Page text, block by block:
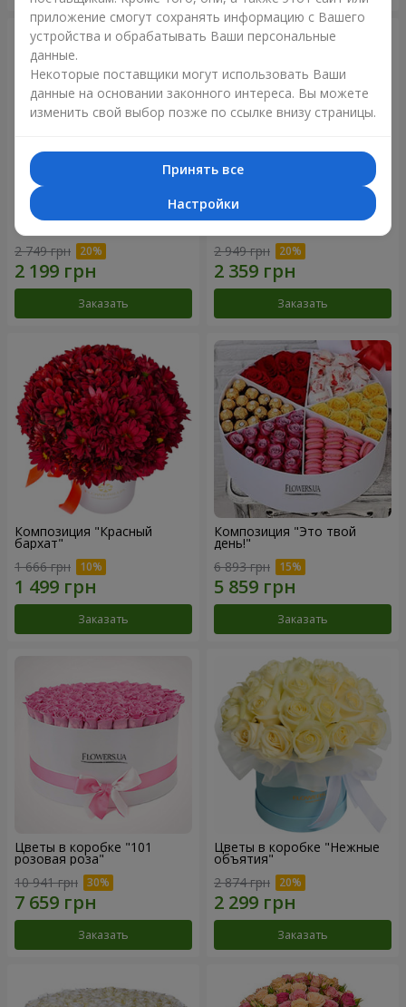
Композиция "Мулен Руж"
2 749 грн
Заказать
Цветы в коробке "19 белых
2 949 грн
Заказать
Композиция "Красный
бархат"
1 666 грн
Заказать
Композиция "Это твой
день!"
6 893 грн
Заказать
Цветы в коробке "101
розовая роза"
10 941 грн
Заказать
Цветы в коробке "Нежные
объятия"
2 874 грн
Заказать
приложение смогут сохранять информацию с Вашего
устройства и обрабатывать Ваши персональные
данные.
Некоторые поставщики могут использовать Ваши
данные на основании законного интереса. Вы можете
изменить свой выбор позже по ссылке внизу страницы.
Принять все
Настройки